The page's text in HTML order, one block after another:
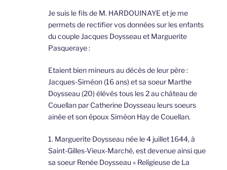
Je suis le fils de M. HARDOUINAYE et je me
permets de rectifier vos données sur les enfants
du couple Jacques Doysseau et Marguerite
Pasqueraye :
Etaient bien mineurs au décès de leur père :
Jacques-Siméon (16 ans) et sa soeur Marthe
Doysseau (20) élévés tous les 2 au château de
Couellan par Catherine Doysseau leurs soeurs
ainée et son époux Siméon Hay de Couellan.
1. Marguerite Doysseau née le 4 juillet 1644, à
Saint-Gilles-Vieux-Marché, est devenue ainsi que
sa soeur Renée Doysseau « Religieuse de La